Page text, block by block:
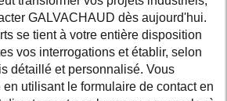
GALVACHAUD dès aujourd'hui.
se tient à votre entière disposition
vos interrogations et établir, selon
détaillé et personnalisé. Vous
utilisant le formulaire de contact en